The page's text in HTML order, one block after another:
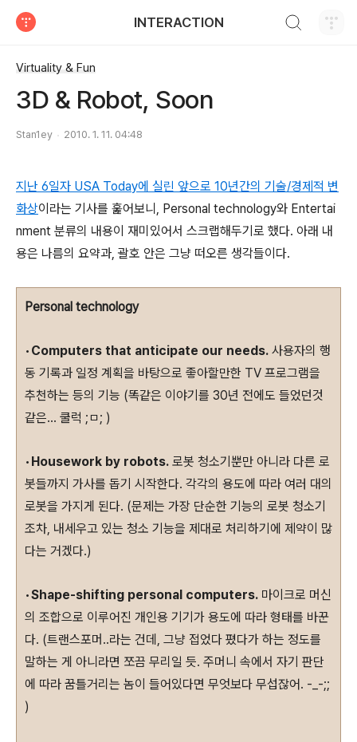
INTERACTION
Virtuality & Fun
3D & Robot, Soon
Stan1ey 2010. 1. 11. 04:48
지난 6일자 USA Today에 실린 앞으로 10년간의 기술/경제적 변
화상이라는 기사를 훑어보니, Personal technology와 Entertai
nment 분류의 내용이 재미있어서 스크랩해두기로 했다. 아래 내
용은 나름의 요약과, 괄호 안은 그냥 떠오른 생각들이다.
Personal technology
• Computers that anticipate our needs. 사용자의 행
동 기록과 일정 계획을 바탕으로 좋아할만한 TV 프로그램을
추천하는 등의 기능 (똑같은 이야기를 30년 전에도 들었던것
같은... 쿨럭 ;ㅁ; )
• Housework by robots. 로봇 청소기뿐만 아니라 다른 로
봇들까지 가사를 돕기 시작한다. 각각의 용도에 따라 여러 대의
로봇을 가지게 된다. (문제는 가장 단순한 기능의 로봇 청소기
조차, 내세우고 있는 청소 기능을 제대로 처리하기에 제약이 많
다는 거겠다.)
•Shape-shifting personal computers. 마이크로 머신
의 조합으로 이루어진 개인용 기기가 용도에 따라 형태를 바꾼
다. (트랜스포머..라는 건데, 그냥 접었다 폈다가 하는 정도를
말하는 게 아니라면 쪼끔 무리일 듯. 주머니 속에서 자기 판단
에 따라 꿈틀거리는 놈이 들어있다면 무엇보다 무섭잖어. -_-;;
)